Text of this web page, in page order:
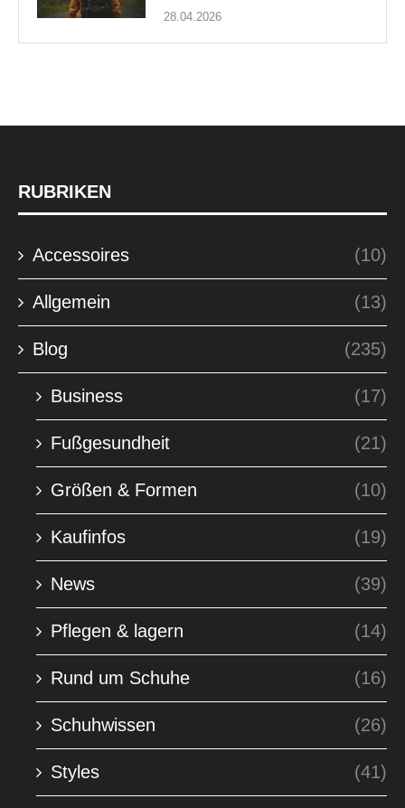
28.04.2026
RUBRIKEN
Accessoires (10)
Allgemein (13)
Blog (235)
Business (17)
Fußgesundheit (21)
Größen & Formen (10)
Kaufinfos (19)
News (39)
Pflegen & lagern (14)
Rund um Schuhe (16)
Schuhwissen (26)
Styles (41)